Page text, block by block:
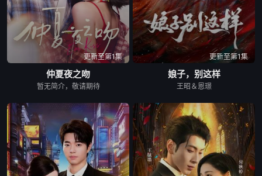
更新至第1集
仲夏夜之吻
暂无简介，敬请期待
更新至第1集
娘子，别这样
王昭＆恩璟